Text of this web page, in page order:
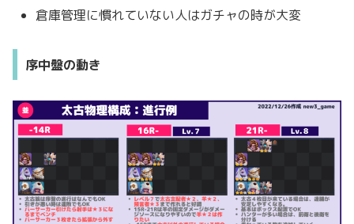
倉庫管理に慣れていない人はガチャの時が大変
序中盤の動き